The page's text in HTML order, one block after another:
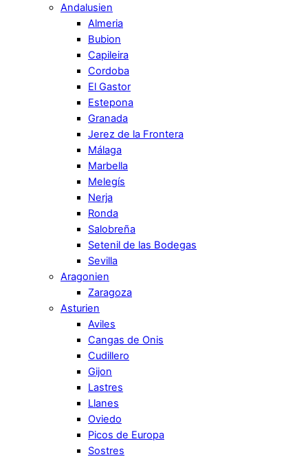
Andalusien
Almeria
Bubion
Capileira
Cordoba
El Gastor
Estepona
Granada
Jerez de la Frontera
Málaga
Marbella
Melegís
Nerja
Ronda
Salobreña
Setenil de las Bodegas
Sevilla
Aragonien
Zaragoza
Asturien
Aviles
Cangas de Onis
Cudillero
Gijon
Lastres
Llanes
Oviedo
Picos de Europa
Sostres